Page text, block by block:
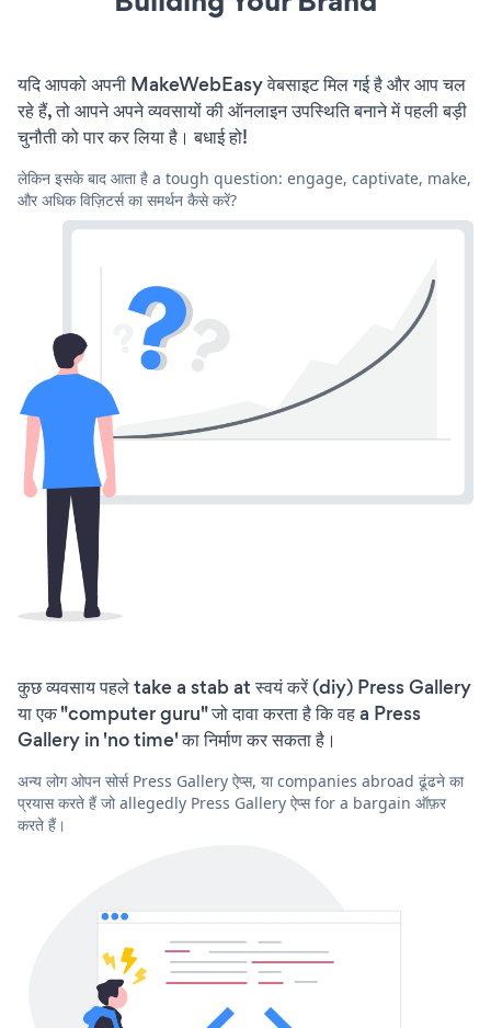
यदि आपको अपनी MakeWebEasy वेबसाइट मिल गई है और आप चल
रहे हैं, तो आपने अपने व्यवसायों की ऑनलाइन उपस्थिति बनाने में पहली बड़ी
चुनौती को पार कर लिया है। बधाई हो!
लेकिन इसके बाद आता है a tough question: engage, captivate, make,
और अधिक विज़िटर्स का समर्थन कैसे करें?
कुछ व्यवसाय पहले take a stab at स्वयं करें (diy) Press Gallery
या एक "computer guru" जो दावा करता है कि वह a Press
Gallery in 'no time' का निर्माण कर सकता है।
अन्य लोग ओपन सोर्स Press Gallery ऐप्स, या companies abroad ढूंढने का
प्रयास करते हैं जो allegedly Press Gallery ऐप्स for a bargain ऑफ़र
करते हैं।